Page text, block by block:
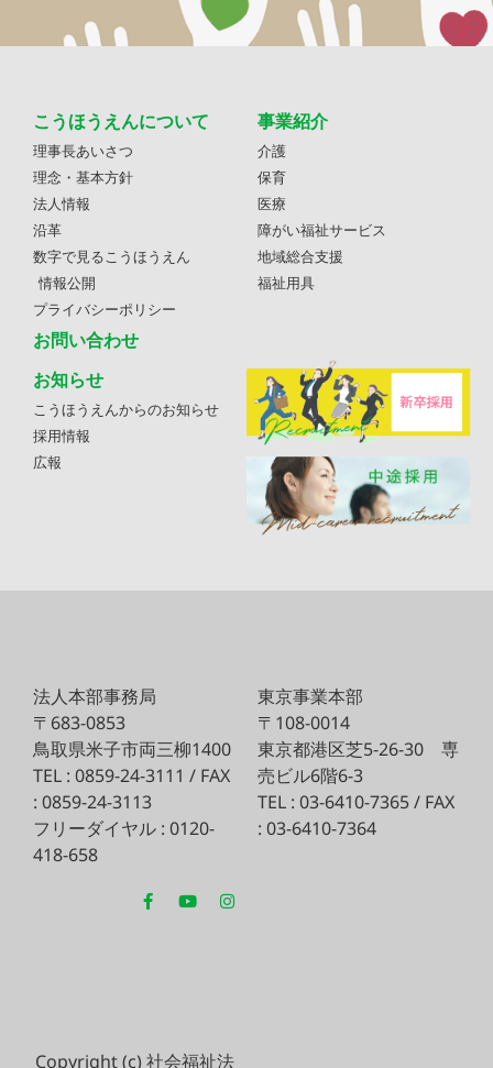
こうほうえんについて
理事長あいさつ
理念・基本方針
法人情報
沿革
数字で見るこうほうえん
情報公開
プライバシーポリシー
お問い合わせ
事業紹介
介護
保育
医療
障がい福祉サービス
地域総合支援
福祉用具
お知らせ
こうほうえんからのお知らせ
採用情報
広報
法人本部事務局
〒683-0853
鳥取県米子市両三柳1400
TEL : 0859-24-3111 / FAX
: 0859-24-3113
フリーダイヤル : 0120-
418-658
東京事業本部
〒108-0014
東京都港区芝5-26-30 専
売ビル6階6-3
TEL : 03-6410-7365 / FAX
: 03-6410-7364
Copyright (c) 社会福祉法